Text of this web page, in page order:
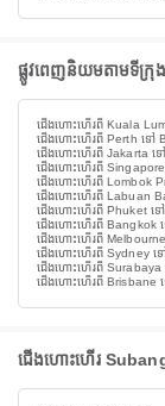
ផ្លូវពេញនិយមតាមទីក្
ជើងហោះហើរពី Kuala
ជើងហោះហើរពី Perth ទៅ
ជើងហោះហើរពី Jakarta ទ
ជើងហោះហើរពី
ជើងហោះហើរពី Lombok
ជើងហោះហើរពី Labuan
ជើងហោះហើរពី Phuket ទ
ជើងហោះហើរពី Bangkok
ជើងហោះហើរពី
ជើងហោះហើរពី Sydney
ជើងហោះហើរពី
ជើងហោះហើរពី Brisbane
ជើងហោះហើរ